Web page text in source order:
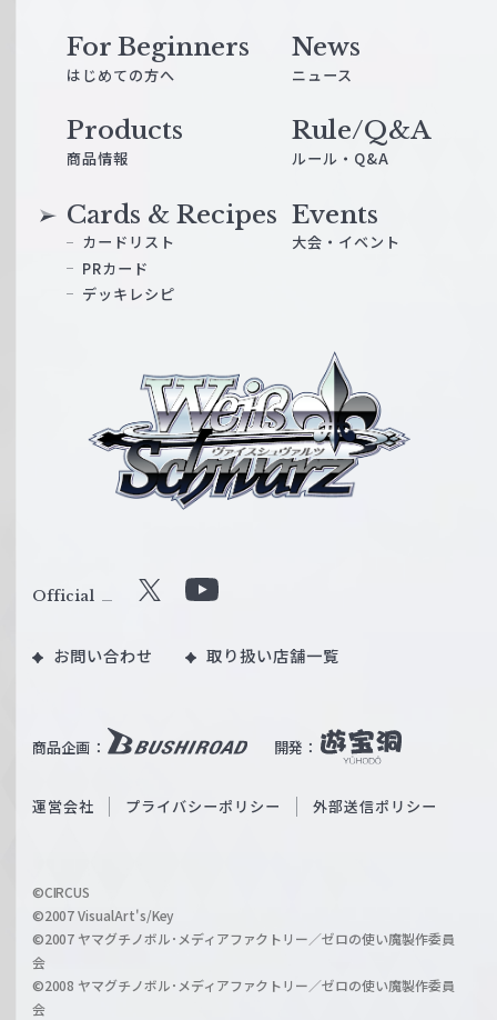
ス
ル
W
ß
c
a
r
z
For Beginners
はじめての方へ
News
ニュース
Products
商品情報
Cards & Recipes
カードリスト
PRカード
デッキレシピ
Events
大会・イベント
Rule/Q&A
ルール・Q&A
商品企画： 開発：
Official X
u
b
O
i
l
お問い合わせ 取り扱い店舗一覧
運営会社 プライバシーポリシー 外部送信ポリシー
©CIRCUS
©2007 VisualArt's/Key
©2007 ヤマグチノボル･メディアファクトリー／ゼロの使い魔製作委員
会
©2008 ヤマグチノボル･メディアファクトリー／ゼロの使い魔製作委員
会